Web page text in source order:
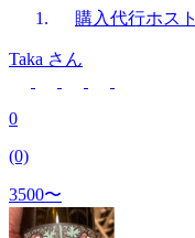
購入代行ホスト
Taka さん
0
(0)
3500〜